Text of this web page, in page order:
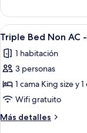
No
Lift
Bed
AC
-
Lift
Abrir
todas
las
fotos
de
Triple
Bed
Non
3
Triple Bed Non AC
1 habitación
3 personas
1 cama King size y
Wifi gratuito
Más detalles
Más